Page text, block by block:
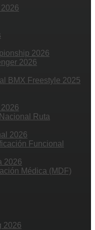
2026
2026
BMX Freestyle 2025
Ruta
2026
Funcional
2026
Médica (MDF)
2026